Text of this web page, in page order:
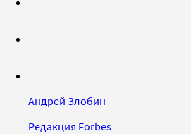
Андрей Злобин
Редакция Forbes